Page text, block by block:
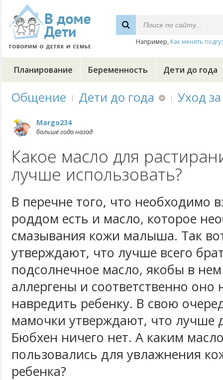
Например, Как менять
Планирование Беременность Дети до года
Общение Дети до года Уход
Margo234
больше года назад
Какое масло для
лучше использовать?
В перечне того, что необходимо
роддом есть и масло, которое
смазывания кожи малыша. Так
утверждают, что лучше всего
подсолнечное масло, якобы в
аллергены и соответственно оно
навредить ребенку. В свою
мамочки утверждают, что лучше
Бюбхен ничего нет. А каким
пользовались для увлажнения
ребенка?